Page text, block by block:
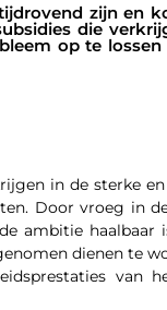
zijn en
die
op te
in de sterke
Door vroeg in
ambitie haalbaar
dienen te
van